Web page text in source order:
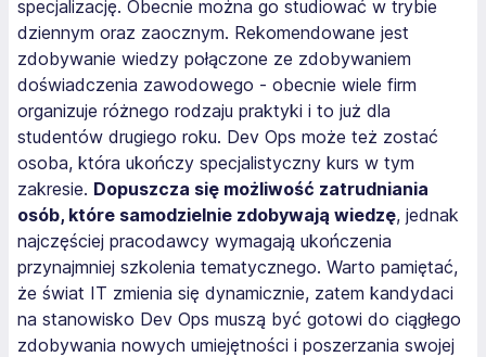
specjalizację. Obecnie można go studiować w trybie
dziennym oraz zaocznym. Rekomendowane jest
zdobywanie wiedzy połączone ze zdobywaniem
doświadczenia zawodowego - obecnie wiele firm
organizuje różnego rodzaju praktyki i to już dla
studentów drugiego roku. Dev Ops może też zostać
osoba, która ukończy specjalistyczny kurs w tym
zakresie. Dopuszcza się możliwość zatrudniania
osób, które samodzielnie zdobywają wiedzę, jednak
najczęściej pracodawcy wymagają ukończenia
przynajmniej szkolenia tematycznego. Warto pamiętać,
że świat IT zmienia się dynamicznie, zatem kandydaci
na stanowisko Dev Ops muszą być gotowi do ciągłego
zdobywania nowych umiejętności i poszerzania swojej